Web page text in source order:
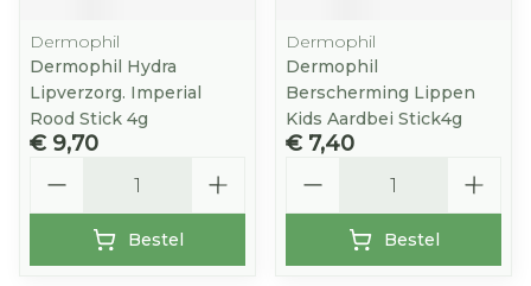
Dermophil
Dermophil Hydra
Lipverzorg. Imperial
Rood Stick 4g
€ 9,70
Bestel
Dermophil
Dermophil
Berscherming Lippen
Kids Aardbei Stick4g
€ 7,40
Bestel